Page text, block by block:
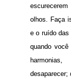
olhos. Faça
e o ruído das
quando
desaparecer;